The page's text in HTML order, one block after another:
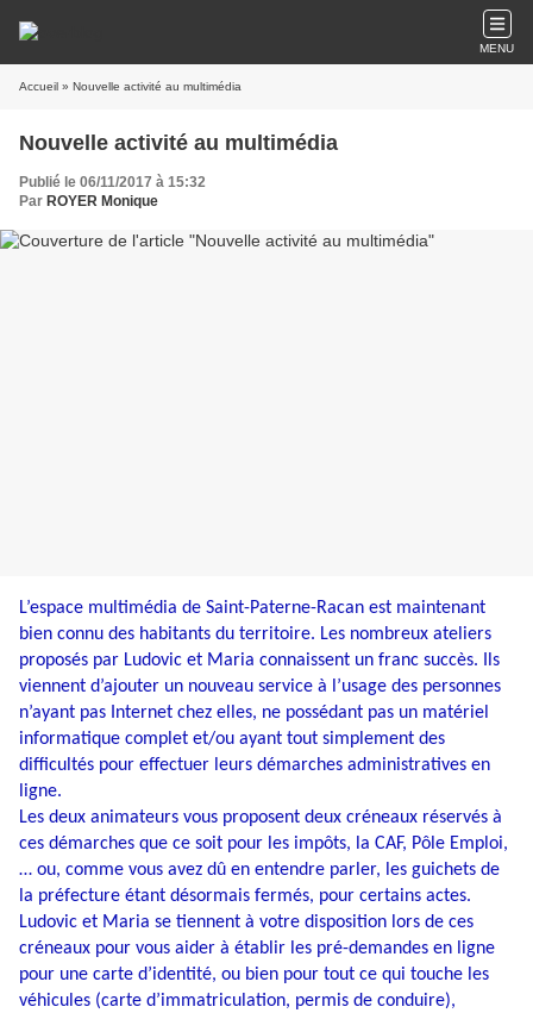
MENU
Accueil » Nouvelle activité au multimédia
Nouvelle activité au multimédia
Publié le 06/11/2017 à 15:32
Par ROYER Monique
L’espace multimédia de Saint-Paterne-Racan est maintenant
bien connu des habitants du territoire. Les nombreux ateliers
proposés par Ludovic et Maria connaissent un franc succès. Ils
viennent d’ajouter un nouveau service à l’usage des personnes
n’ayant pas Internet chez elles, ne possédant pas un matériel
informatique complet et/ou ayant tout simplement des
difficultés pour effectuer leurs démarches administratives en
ligne.
Les deux animateurs vous proposent deux créneaux réservés à
ces démarches que ce soit pour les impôts, la CAF, Pôle Emploi,
… ou, comme vous avez dû en entendre parler, les guichets de
la préfecture étant désormais fermés, pour certains actes.
Ludovic et Maria se tiennent à votre disposition lors de ces
créneaux pour vous aider à établir les pré-demandes en ligne
pour une carte d’identité, ou bien pour tout ce qui touche les
véhicules (carte d’immatriculation, permis de conduire),